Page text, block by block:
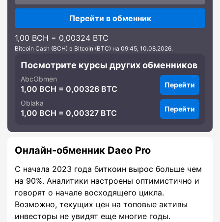
Перейти в обменник
1,00 BCH = 0,00324 BTC
Bitcoin Cash (BCH) в Bitcoin (BTC) на 09:45, 10.08.2026.
Посмотрите курсы других обменников
AbcObmen
1,00 BCH = 0,00326 BTC Перейти
Oblaka
1,00 BCH = 0,00327 BTC Перейти
Онлайн-обменник Daeo Pro
С начала 2023 года биткоин вырос больше чем
на 90%. Аналитики настроены оптимистично и
говорят о начале восходящего цикла.
Возможно, текущих цен на топовые активы
инвесторы не увидят еще многие годы.